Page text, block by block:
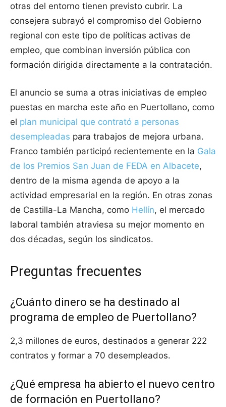
otras del entorno tienen previsto cubrir. La
consejera subrayó el compromiso del Gobierno
regional con este tipo de políticas activas de
empleo, que combinan inversión pública con
formación dirigida directamente a la contratación.
El anuncio se suma a otras iniciativas de empleo
puestas en marcha este año en Puertollano, como
el plan municipal que contrató a personas
desempleadas para trabajos de mejora urbana.
Franco también participó recientemente en la Gala
de los Premios San Juan de FEDA en Albacete,
dentro de la misma agenda de apoyo a la
actividad empresarial en la región. En otras zonas
de Castilla-La Mancha, como Hellín, el mercado
laboral también atraviesa su mejor momento en
dos décadas, según los sindicatos.
Preguntas frecuentes
¿Cuánto dinero se ha destinado al
programa de empleo de Puertollano?
2,3 millones de euros, destinados a generar 222
contratos y formar a 70 desempleados.
¿Qué empresa ha abierto el nuevo centro
de formación en Puertollano?